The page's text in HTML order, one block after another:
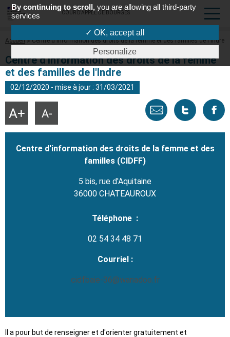
COUR D'APPEL DE BOURGES
Fil
Accueil Centre d'information des droits de la femme et des familles de l'Indre
Centre d'information des droits de la femme
et des familles de l'Indre
02/12/2020 - mise à jour : 31/03/2021
Envoyer
email
Tweeter
page
Agrandir Réduire
texte
Centre d'information des droits de la femme et des
familles (CIDFF)
5 bis, rue d'Aquitaine
36000 CHATEAUROUX
Téléphone :
02 54 34 48 71
Courriel :
cidfbaie-36@wanadoo.fr
Il a pour but de renseigner et d'orienter gratuitement et
By continuing to scroll, you are allowing all third-party
services
✓ OK, accept all
Personalize